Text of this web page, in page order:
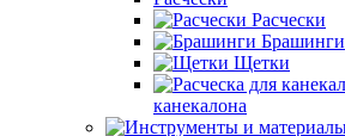
Расчески
Брашинги
Щетки
канекалона